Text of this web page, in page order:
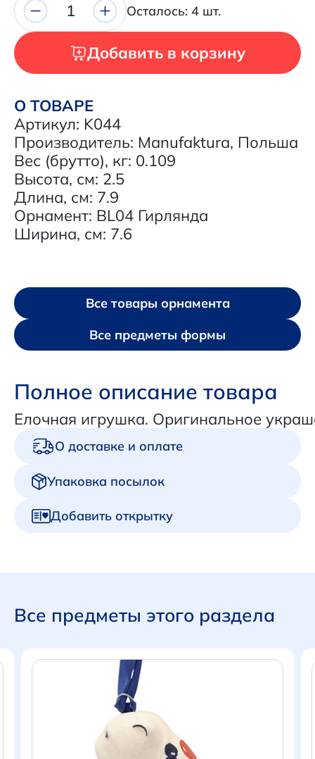
О ТОВАРЕ
Артикул: K044
Производитель: Manufaktura, Польша
Вес (брутто), кг: 0.109
Высота, см: 2.5
Длина, см: 7.9
Орнамент: BL04 Гирлянда
Ширина, см: 7.6
1 Осталось: 4 шт.
Добавить в корзину
Все товары орнамента
Все предметы формы
Полное описание товара
Елочная игрушка. Оригинальное
О доставке и оплате
Упаковка посылок
Добавить открытку
Все предметы этого раздела